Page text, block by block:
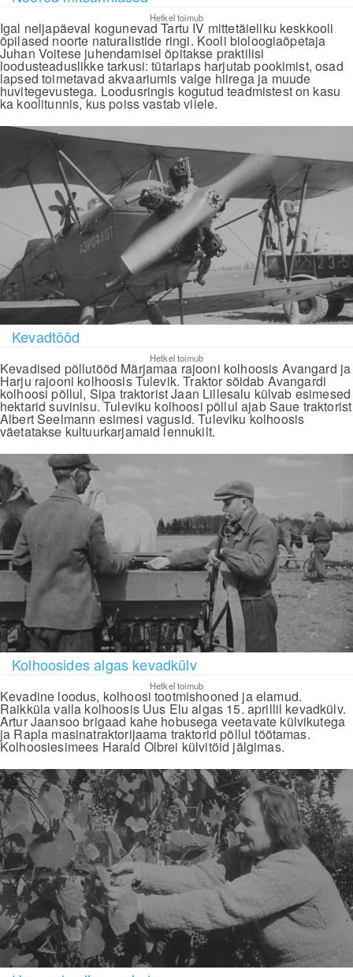
Hetkel toimub
Igal neljapäeval kogunevad Tartu IV mittetäieliku keskkooli
õpilased noorte naturalistide ringi. Kooli bioloogiaõpetaja
Juhan Voitese juhendamisel õpitakse praktilisi
loodusteaduslikke tarkusi: tütarlaps harjutab pookimist, osad
lapsed toimetavad akvaariumis valge hiirega ja muude
huvitegevustega. Loodusringis kogutud teadmistest on kasu
ka koolitunnis, kus poiss vastab viiele.
Kevadtööd
Hetkel toimub
Kevadised põllutööd Märjamaa rajooni kolhoosis Avangard ja
Harju rajooni kolhoosis Tulevik. Traktor sõidab Avangardi
kolhoosi põllul, Sipa traktorist Jaan Lillesalu külvab esimesed
hektarid suvinisu. Tuleviku kolhoosi põllul ajab Saue traktorist
Albert Seelmann esimesi vagusid. Tuleviku kolhoosis
väetatakse kultuurkarjamaid lennukilt.
Kolhoosides algas kevadkülv
Hetkel toimub
Kevadine loodus, kolhoosi tootmishooned ja elamud.
Raikküla valla kolhoosis Uus Elu algas 15. aprillil kevadkülv.
Artur Jaansoo brigaad kahe hobusega veetavate külvikutega
ja Rapla masinatraktorijaama traktorid põllul töötamas.
Kolhoosiesimees Harald Olbrei külvitöid jälgimas.